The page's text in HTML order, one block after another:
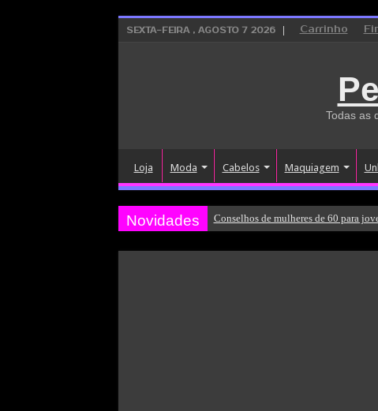
SEXTA-FEIRA , AGOSTO 7 2026 Carrinho
Todas as
Loja Moda Cabelos Maquiagem
Novidades Conselhos de mulheres de 60 para